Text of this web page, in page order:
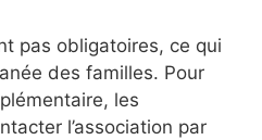
pas obligatoires, ce qui
des familles. Pour
les
l’association par